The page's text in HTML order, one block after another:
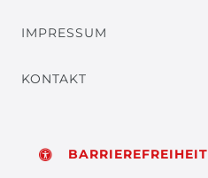
IMPRESSUM
KONTAKT
BARRIEREFREIHEIT